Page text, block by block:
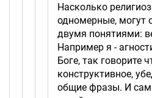
Насколько
одномерные, могут
двумя понятиями:
Например я -
Боге, так говорите
конструктивное,
общие фразы. И